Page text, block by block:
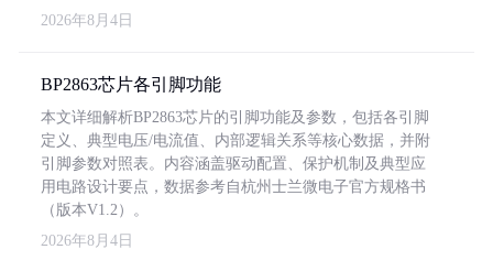
2026年8月4日
BP2863芯片各引脚功能
本文详细解析BP2863芯片的引脚功能及参数，包括各引脚
定义、典型电压/电流值、内部逻辑关系等核心数据，并附
引脚参数对照表。内容涵盖驱动配置、保护机制及典型应
用电路设计要点，数据参考自杭州士兰微电子官方规格书
（版本V1.2）。
2026年8月4日